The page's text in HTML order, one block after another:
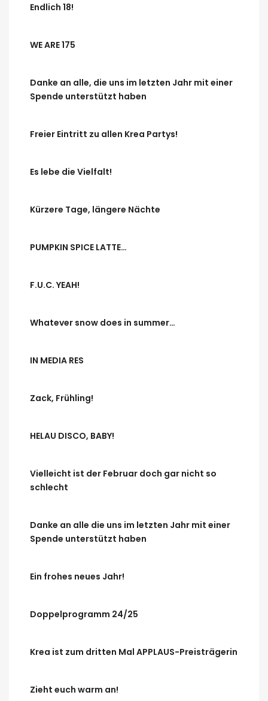
Endlich 18!
WE ARE 175
Danke an alle, die uns im letzten Jahr mit einer
Spende unterstützt haben
Freier Eintritt zu allen Krea Partys!
Es lebe die Vielfalt!
Kürzere Tage, längere Nächte
PUMPKIN SPICE LATTE…
F.U.C. YEAH!
Whatever snow does in summer…
IN MEDIA RES
Zack, Frühling!
HELAU DISCO, BABY!
Vielleicht ist der Februar doch gar nicht so
schlecht
Danke an alle die uns im letzten Jahr mit einer
Spende unterstützt haben
Ein frohes neues Jahr!
Doppelprogramm 24/25
Krea ist zum dritten Mal APPLAUS-Preisträgerin
Zieht euch warm an!